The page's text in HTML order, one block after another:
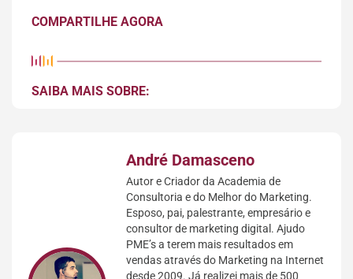
COMPARTILHE AGORA
SAIBA MAIS SOBRE:
André Damasceno
Autor e Criador da Academia de
Consultoria e do Melhor do Marketing.
Esposo, pai, palestrante, empresário e
consultor de marketing digital. Ajudo
PME’s a terem mais resultados em
vendas através do Marketing na Internet
desde 2009. Já realizei mais de 500